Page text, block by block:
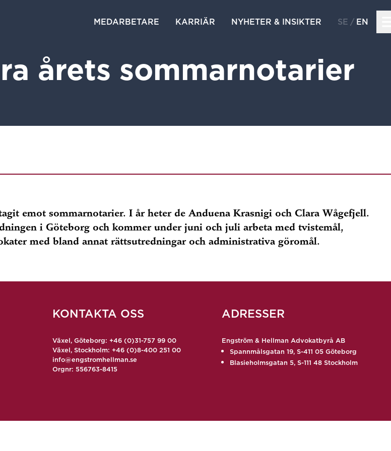
MEDARBETARE KARRIÄR NYHETER & INSIKTER SE EN
årets sommarnotarier
emot sommarnotarier. I år heter de Anduena Krasnigi och Clara Wågefjell.
i Göteborg och kommer under juni och juli arbeta med tvistemål,
med bland annat rättsutredningar och administrativa göromål.
KONTAKTA OSS
Växel, Göteborg: +46 (0)31-757 99 00
Växel, Stockholm: +46 (0)8-400 251 00
info@engstromhellman.se
Orgnr: 556763-8415
ADRESSER
Engström & Hellman Advokatbyrå AB
Spannmålsgatan 19, S-411 05 Göteborg
Blasieholmsgatan 5, S-111 48 Stockholm